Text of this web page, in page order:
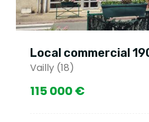
Local commercial
Vailly (18)
115 000 €